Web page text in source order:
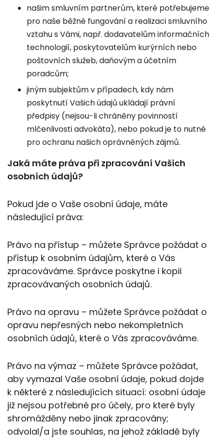
našim smluvním partnerům, které potřebujeme
pro naše běžné fungování a realizaci smluvního
vztahu s Vámi, např. dodavatelům informačních
technologií, poskytovatelům kurýrních nebo
poštovních služeb, daňovým a účetním
poradcům;
jiným subjektům v případech, kdy nám
poskytnutí Vašich údajů ukládají právní
předpisy (nejsou-li chráněny povinností
mlčenlivosti advokáta), nebo pokud je to nutné
pro ochranu našich oprávněných zájmů.
Jaká máte práva při zpracování Vašich
osobních údajů?
Pokud jde o Vaše osobní údaje, máte
následující práva:
Právo na přístup – můžete Správce požádat o
přístup k osobním údajům, které o Vás
zpracováváme. Správce poskytne i kopii
zpracovávaných osobních údajů.
Právo na opravu – můžete Správce požádat o
opravu nepřesných nebo nekompletních
osobních údajů, které o Vás zpracováváme.
Právo na výmaz – můžete Správce požádat,
aby vymazal Vaše osobní údaje, pokud dojde
k některé z následujících situací: osobní údaje
již nejsou potřebné pro účely, pro které byly
shromážděny nebo jinak zpracovány;
odvolal/a jste souhlas, na jehož základě byly